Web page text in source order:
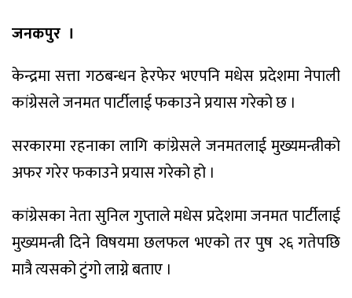
जनकपुर ।
केन्द्रमा सत्ता गठबन्धन हेरफेर भएपनि मधेस प्रदेशमा नेपाली
कांग्रेसले जनमत पार्टीलाई फकाउने प्रयास गरेको छ ।
सरकारमा रहनाका लागि कांग्रेसले जनमतलाई मुख्यमन्त्रीको
अफर गरेर फकाउने प्रयास गरेको हो ।
कांग्रेसका नेता सुनिल गुप्ताले मधेस प्रदेशमा जनमत पार्टीलाई
मुख्यमन्त्री दिने विषयमा छलफल भएको तर पुष २६ गतेपछि
मात्रै त्यसको टुंगो लाग्ने बताए ।